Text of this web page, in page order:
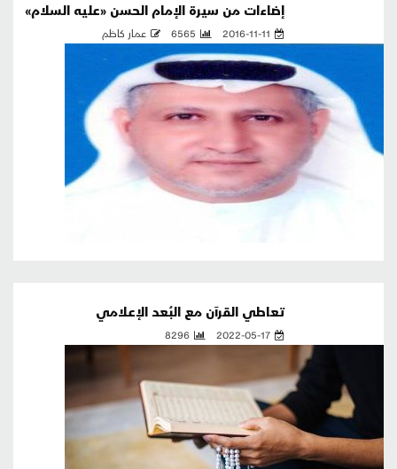
إضاءات من سيرة الإمام الحسن «عليه السلام»
2016-11-11
6565 عمار كاظم
تعاطي القرآن مع البُعد الإعلامي
2022-05-17
8296